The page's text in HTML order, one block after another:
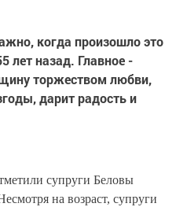
когда произошло это
лет назад. Главное -
торжеством любви,
дарит радость и
супруги Беловы
на возраст, супруги